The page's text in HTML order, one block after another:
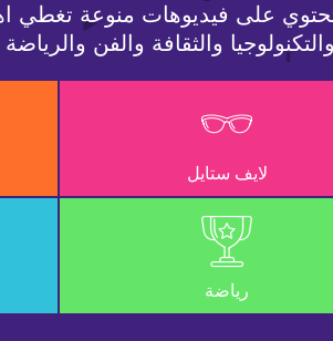
على فيديوهات منوعة تغطي
والثقافة والفن والرياضة
لايف ستايل
رياضة